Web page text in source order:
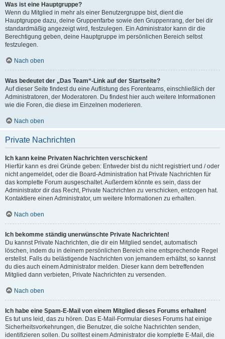
Was ist eine Hauptgruppe?
Wenn du Mitglied in mehr als einer Benutzergruppe bist, dient die
Hauptgruppe dazu, deine Gruppenfarbe sowie den Gruppenrang, der bei dir
standardmäßig angezeigt wird, festzulegen. Ein Administrator kann dir die
Berechtigung geben, deine Hauptgruppe im persönlichen Bereich selbst
festzulegen.
Nach oben
Was bedeutet der „Das Team“-Link auf der Startseite?
Auf dieser Seite findest du eine Auflistung des Forenteams, einschließlich der
Administratoren, der Moderatoren. Du findest hier auch weitere Informationen
wie die Foren, die diese im Einzelnen moderieren.
Nach oben
Private Nachrichten
Ich kann keine Privaten Nachrichten verschicken!
Hierfür kann es drei Gründe geben: Entweder bist du nicht registriert und / oder
nicht angemeldet, oder die Board-Administration hat Private Nachrichten für
das komplette Forum ausgeschaltet. Außerdem könnte es sein, dass der
Administrator dir das Recht, Private Nachrichten zu verschicken, entzogen hat.
Kontaktiere einen Administrator, um weitere Informationen zu erhalten.
Nach oben
Ich bekomme ständig unerwünschte Private Nachrichten!
Du kannst Private Nachrichten, die dir ein Mitglied sendet, automatisch
löschen, indem du in deinem persönlichen Bereich eine entsprechende Regel
erstellst. Falls du belästigende Nachrichten von jemandem erhältst, so kannst
du dies auch einem Administrator melden. Dieser kann dem betreffenden
Mitglied dann verbieten, Private Nachrichten zu versenden.
Nach oben
Ich habe eine Spam-E-Mail von einem Mitglied dieses Forums erhalten!
Es tut uns leid, das zu hören. Das E-Mail-Formular dieses Forums hat einige
Sicherheitsvorkehrungen, die Benutzer, die solche Nachrichten senden,
identifizieren sollen. Du solltest einem Administrator die komplette E-Mail, die